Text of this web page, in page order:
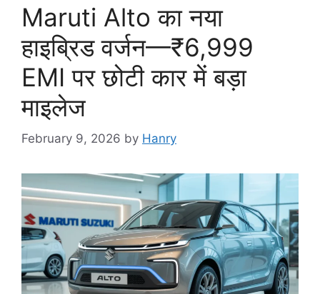
Maruti Alto का नया
हाइब्रिड वर्जन—₹6,999
EMI पर छोटी कार में बड़ा
माइलेज
February 9, 2026 by Hanry